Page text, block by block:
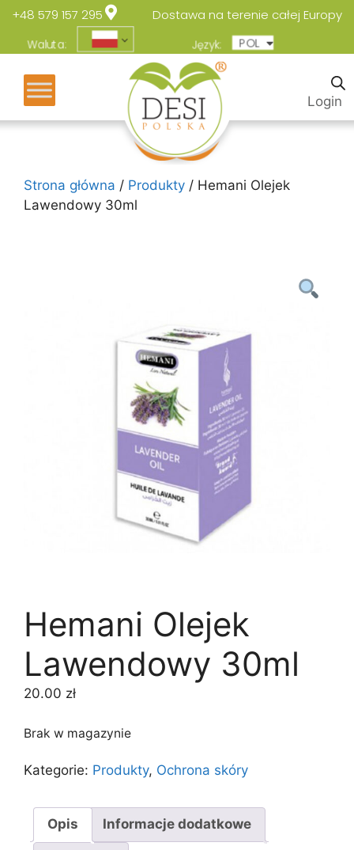
+48 579 157 295 Dostawa na terenie całej Europy
Waluta: Język: POL
ENG
Login
Strona główna / Produkty / Hemani Olejek
Lawendowy 30ml
Hemani Olejek
Lawendowy 30ml
20.00 zł
Brak w magazynie
Kategorie: Produkty, Ochrona skóry
Opis Informacje dodatkowe